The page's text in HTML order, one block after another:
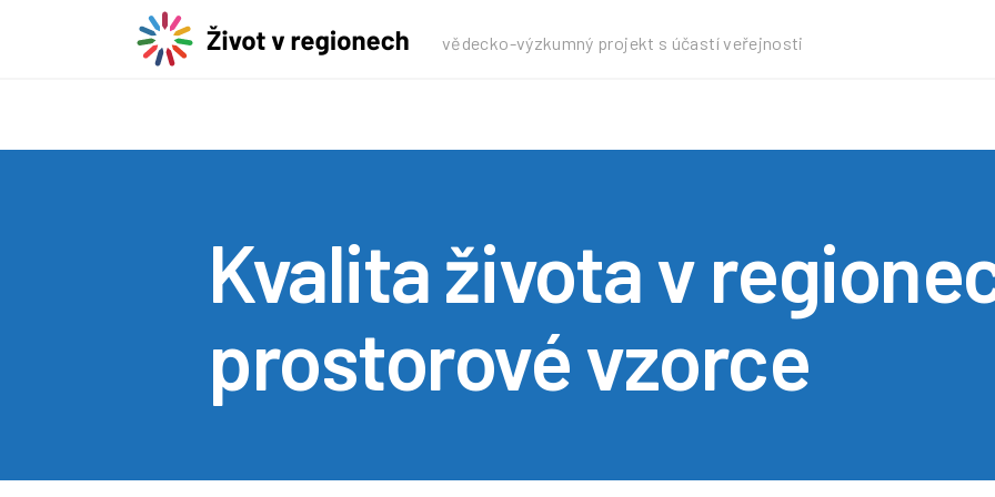
vědecko-výzkumný projekt s účastí veřejnosti
Kvalita života v
prostorové vzorce